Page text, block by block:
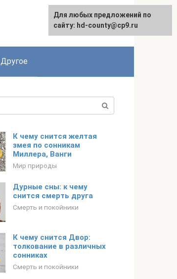
Другое
К чему снится желтая
змея по сонникам
Миллера, Ванги
Мир природы
Дурные сны: к чему
снится смерть друга
Смерть и покойники
К чему снится Двор:
толкование в различных
сонниках
Смерть и покойники
Для любых предложений по
сайту: hd-county@cp9.ru